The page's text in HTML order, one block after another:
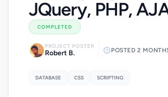
JQuery, PHP,
COMPLETED
PROJECT POSTER
Robert B. POSTED 2
DATABASE CSS SCRIPTING